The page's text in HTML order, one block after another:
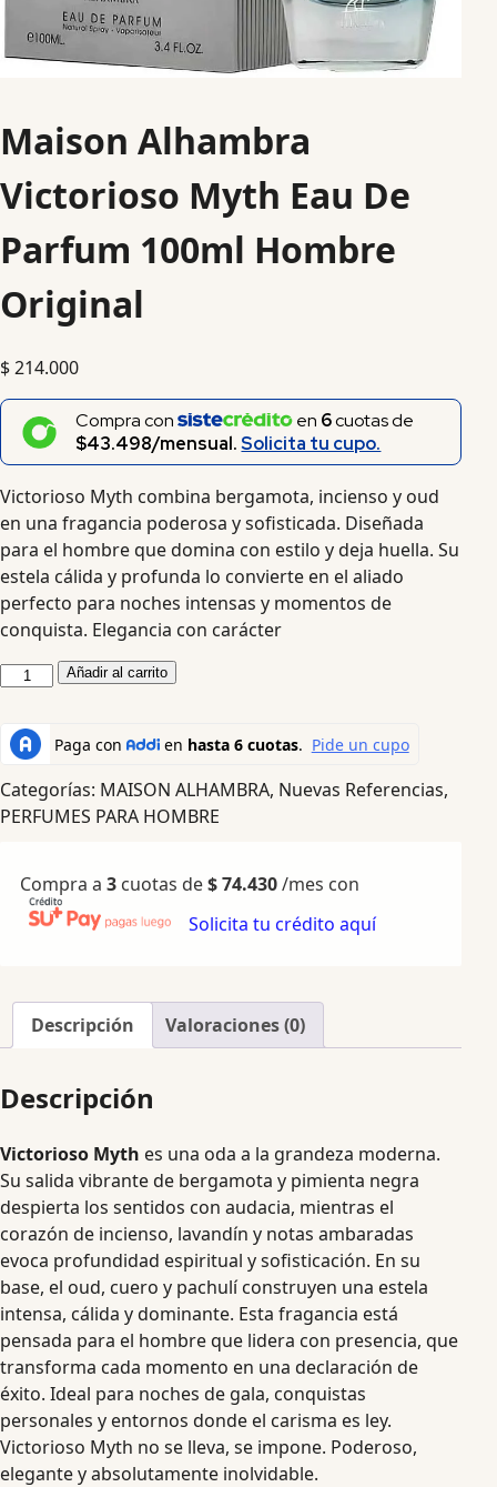
Maison Alhambra
Victorioso Myth Eau De
Parfum 100ml Hombre
Original
$214.000
Compra con en 6cuotas de
$43.498/mensual.Solicita tu cupo.
Victorioso Myth combina bergamota, incienso y oud
en una fragancia poderosa y sofisticada. Diseñada
para el hombre que domina con estilo y deja huella. Su
estela cálida y profunda lo convierte en el aliado
perfecto para noches intensas y momentos de
conquista. Elegancia con carácter
Añadir al carrito
Categorías: MAISON ALHAMBRA, Nuevas Referencias,
PERFUMES PARA HOMBRE
Compra a 3 cuotas de$74.430/mes con
Solicita tu crédito aquí
Descripción Valoraciones (0)
Descripción
Victorioso Myth es una oda a la grandeza moderna.
Su salida vibrante de bergamota y pimienta negra
despierta los sentidos con audacia, mientras el
corazón de incienso, lavandín y notas ambaradas
evoca profundidad espiritual y sofisticación. En su
base, el oud, cuero y pachulí construyen una estela
intensa, cálida y dominante. Esta fragancia está
pensada para el hombre que lidera con presencia, que
transforma cada momento en una declaración de
éxito. Ideal para noches de gala, conquistas
personales y entornos donde el carisma es ley.
Victorioso Myth no se lleva, se impone. Poderoso,
elegante y absolutamente inolvidable.